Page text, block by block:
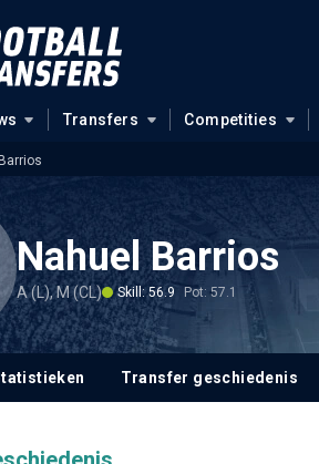
Transfers Competities
Nahuel Barrios
A (L), M (CL) Skill: 56.9 Pot: 57.1
Transfer geschiedenis